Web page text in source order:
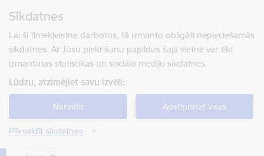
Sīkdatnes
Lai šī tīmekļvietne darbotos, tā izmanto obligāti nepieciešamās
sīkdatnes. Ar Jūsu piekrišanu papildus šajā vietnē var tikt
izmantotas statistikas un sociālo mediju sīkdatnes.
Lūdzu, atzīmējiet savu izvēli:
Noraidīt Apstiprināt visas
Pārvaldīt sīkdatnes